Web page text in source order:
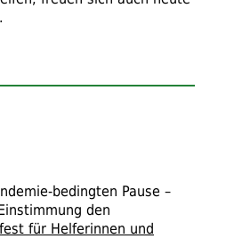
bedingten Pause –
den
für Helferinnen und